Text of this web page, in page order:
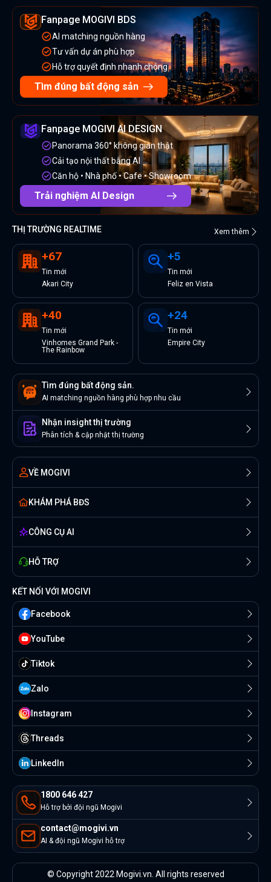
Fanpage MOGIVI BDS
AI matching nguồn hàng
Tư vấn dự án phù hợp
Hỗ trợ quyết định nhanh chóng
Tìm đúng bất động sản
Fanpage MOGIVI AI DESIGN
Panorama 360° không gian thật
Cải tạo nội thất bằng AI
Căn hộ • Nhà phố • Cafe • Showroom
Trải nghiệm AI Design
THỊ TRƯỜNG REALTIME Xem thêm
+67
Tin mới
Akari City
+5
Tin mới
Feliz en Vista
+40
Tin mới
Vinhomes Grand Park -
The Rainbow
+24
Tin mới
Empire City
Tìm đúng bất động sản.
AI matching nguồn hàng phù hợp nhu cầu
Nhận insight thị trường
Phân tích & cập nhật thị trường
VỀ MOGIVI
KHÁM PHÁ BĐS
CÔNG CỤ AI
HỖ TRỢ
1800 646 427
Hỗ trợ bởi đội ngũ Mogivi
contact@mogivi.vn
AI & đội ngũ Mogivi hỗ trợ
KẾT NỐI VỚI MOGIVI
Facebook
YouTube
Tiktok
Zalo
Instagram
Threads
Linkedln
© Copyright 2022 Mogivi.vn. All rights reserved